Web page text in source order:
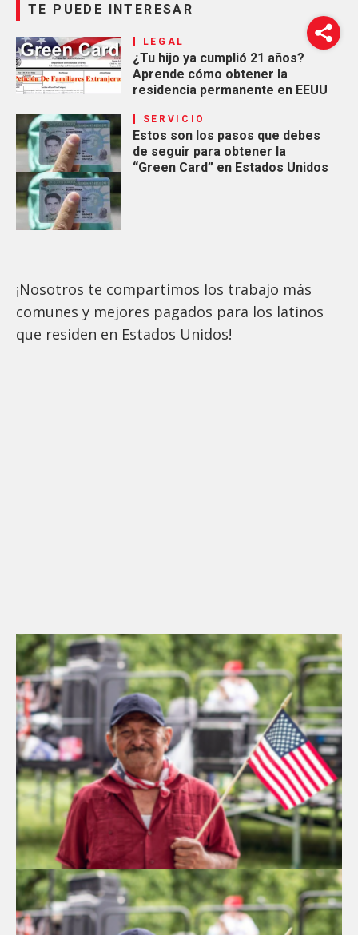
TE PUEDE INTERESAR
LEGAL
¿Tu hijo ya cumplió 21 años?
Aprende cómo obtener la
residencia permanente en EEUU
SERVICIO
Estos son los pasos que debes
de seguir para obtener la
“Green Card” en Estados Unidos
¡Nosotros te compartimos los trabajo más
comunes y mejores pagados para los latinos
que residen en Estados Unidos!